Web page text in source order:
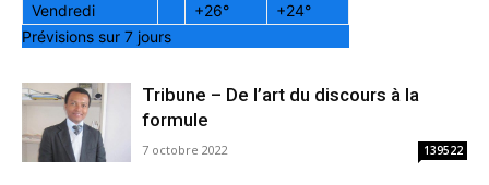
Vendredi
+26° +24°
Prévisions sur 7 jours
Tribune – De l’art du discours à la
formule
7 octobre 2022 139522